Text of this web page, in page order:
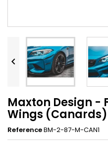

Maxton Design -
Wings (Canards)
ReferenceBM-2-87-M-CAN1